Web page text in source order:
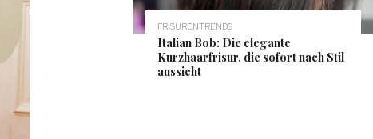
FRISURENTRENDS
Italian Bob: Die elegante
Kurzhaarfrisur, die sofort nach Stil
aussieht